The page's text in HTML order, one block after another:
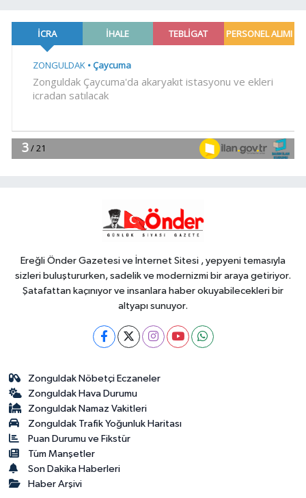
mücadelesi ilk günde nefes kesti
18:55Bursa'da tarihi eser
18:45
girişimcilere yeni kapılar açıyor
Ereğli Önder Gazetesi ve İnternet Sitesi , yepyeni temasıyla
sizleri buluştururken, sadelik ve modernizmi bir araya getiriyor.
Şatafattan kaçınıyor ve insanlara haber okuyabilecekleri bir
altyapı sunuyor.
Zonguldak Nöbetçi Eczaneler
Zonguldak Hava Durumu
Zonguldak Namaz Vakitleri
Zonguldak Trafik Yoğunluk Haritası
Puan Durumu ve Fikstür
Tüm Manşetler
Son Dakika Haberleri
Haber Arşivi